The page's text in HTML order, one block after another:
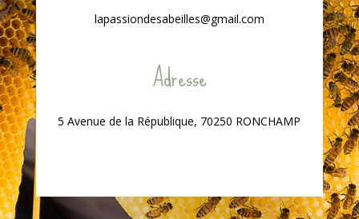
lapassiondesabeilles@gmail.com
Adresse
5 Avenue de la République, 70250 RONCHAMP